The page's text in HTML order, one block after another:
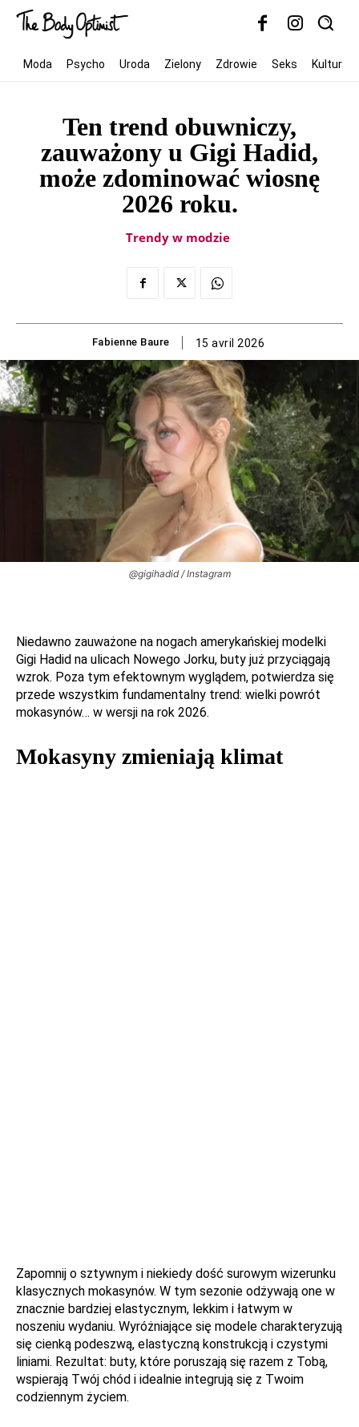
Moda Psycho Uroda Zielony Zdrowie Seks Kultura
Ten trend obuwniczy,
zauważony u Gigi Hadid,
może zdominować wiosnę
2026 roku.
Trendy w modzie
Fabienne Baure 15 avril 2026
@gigihadid / Instagram
Niedawno zauważone na nogach amerykańskiej modelki
Gigi Hadid na ulicach Nowego Jorku, buty już przyciągają
wzrok. Poza tym efektownym wyglądem, potwierdza się
przede wszystkim fundamentalny trend: wielki powrót
mokasynów… w wersji na rok 2026.
Mokasyny zmieniają klimat
Zapomnij o sztywnym i niekiedy dość surowym wizerunku
klasycznych mokasynów. W tym sezonie odżywają one w
znacznie bardziej elastycznym, lekkim i łatwym w
noszeniu wydaniu. Wyróżniające się modele charakteryzują
się cienką podeszwą, elastyczną konstrukcją i czystymi
liniami. Rezultat: buty, które poruszają się razem z Tobą,
wspierają Twój chód i idealnie integrują się z Twoim
codziennym życiem.